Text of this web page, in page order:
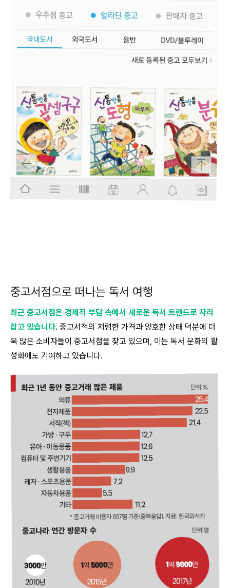
중고서점으로 떠나는 독서 여행
최근 중고서점은 경제적 부담 속에서 새로운 독서 트렌드로 자리
잡고 있습니다. 중고서적의 저렴한 가격과 양호한 상태 덕분에 더
욱 많은 소비자들이 중고서점을 찾고 있으며, 이는 독서 문화의 활
성화에도 기여하고 있습니다.